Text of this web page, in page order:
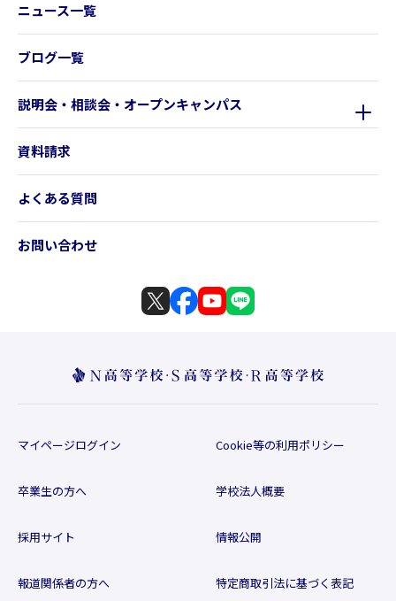
ニュース一覧
ブログ一覧
説明会・相談会・オープンキャンパス
資料請求
よくある質問
お問い合わせ
マイページログイン
卒業生の方へ
採用サイト
報道関係者の方へ
Cookie等の利用ポリシー
学校法人概要
情報公開
特定商取引法に基づく表記